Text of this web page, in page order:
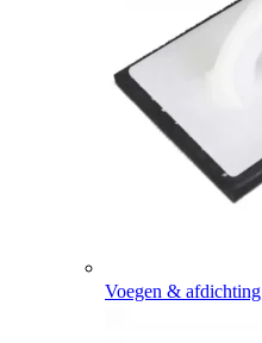
Voegen & afdichting